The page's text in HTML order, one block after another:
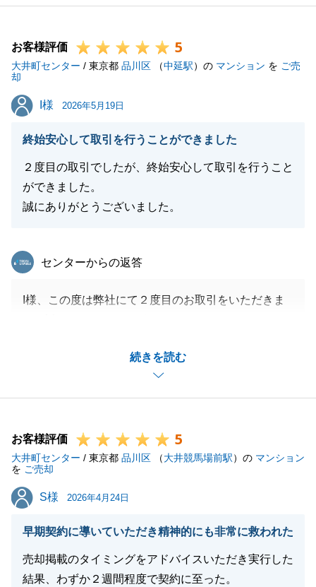
る事が出来、高値成約をする事が私も担当として安堵
今後もお住まいの事で何かお力になれる事がございま
したらお気軽にご連絡下さい。
閉じる
お客様評価 5
大井町センター / 東京都 品川区 （中延駅）の マンション を ご売
却
I様
I様 2026年5月19日
終始安心して取引を行うことができました
２度目の取引でしたが、終始安心して取引を行うこと
ができました。
誠にありがとうございました。
続きを読む
東急リバブル
センターからの返答
I様、この度は弊社にて２度目のお取引をいただきま
たが、良縁に恵まれ私自身も嬉しく思います。
また、お住いに関することでご相談事項がございまし
たら、お気軽にご連絡下さいませ。
お客様評価 5
大井町センター / 東京都 品川区 （大井競馬場前駅）の マンション
を ご売却
S様
S様 2026年4月24日
早期契約に導いていただき精神的にも非常に救われた
売却掲載のタイミングをアドバイスいただき実行した
結果、わずか２週間程度で契約に至った。